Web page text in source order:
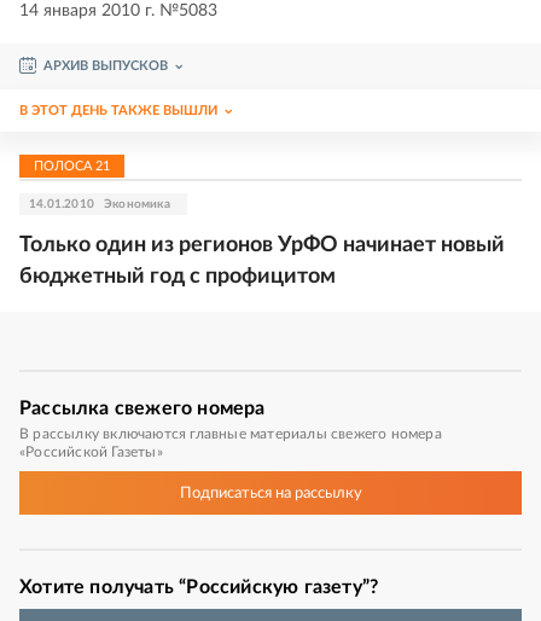
14 января 2010 г. №5083
АРХИВ ВЫПУСКОВ
В ЭТОТ ДЕНЬ ТАКЖЕ ВЫШЛИ
ПОЛОСА 21
14.01.2010 Экономика
Только один из регионов УрФО начинает новый
бюджетный год с профицитом
Рассылка свежего номера
В рассылку включаются главные материалы свежего номера
«Российской Газеты»
Подписатьсяна рассылку
Хотите получать “Российскую газету”?